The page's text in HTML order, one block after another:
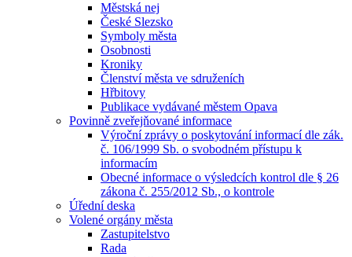
Městská nej
České Slezsko
Symboly města
Osobnosti
Kroniky
Členství města ve sdruženích
Hřbitovy
Publikace vydávané městem Opava
Povinně zveřejňované informace
Výroční zprávy o poskytování informací dle zák.
č. 106/1999 Sb. o svobodném přístupu k
informacím
Obecné informace o výsledcích kontrol dle § 26
zákona č. 255/2012 Sb., o kontrole
Úřední deska
Volené orgány města
Zastupitelstvo
Rada